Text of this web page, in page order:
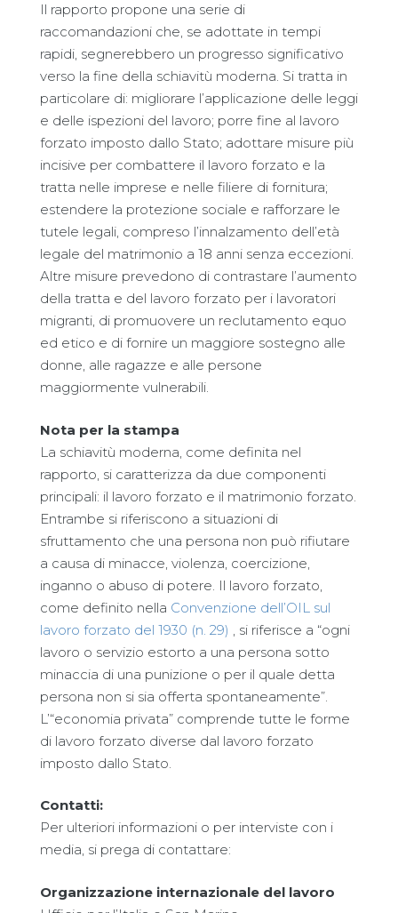
Il rapporto propone una serie di
raccomandazioni che, se adottate in tempi
rapidi, segnerebbero un progresso significativo
verso la fine della schiavitù moderna. Si tratta in
particolare di: migliorare l’applicazione delle leggi
e delle ispezioni del lavoro; porre fine al lavoro
forzato imposto dallo Stato; adottare misure più
incisive per combattere il lavoro forzato e la
tratta nelle imprese e nelle filiere di fornitura;
estendere la protezione sociale e rafforzare le
tutele legali, compreso l’innalzamento dell’età
legale del matrimonio a 18 anni senza eccezioni.
Altre misure prevedono di contrastare l’aumento
della tratta e del lavoro forzato per i lavoratori
migranti, di promuovere un reclutamento equo
ed etico e di fornire un maggiore sostegno alle
donne, alle ragazze e alle persone
maggiormente vulnerabili.
Nota per la stampa
La schiavitù moderna, come definita nel
rapporto, si caratterizza da due componenti
principali: il lavoro forzato e il matrimonio forzato.
Entrambe si riferiscono a situazioni di
sfruttamento che una persona non può rifiutare
a causa di minacce, violenza, coercizione,
inganno o abuso di potere. Il lavoro forzato,
come definito nella Convenzione dell’OIL sul
lavoro forzato del 1930 (n. 29)
, si riferisce a “ogni
lavoro o servizio estorto a una persona sotto
minaccia di una punizione o per il quale detta
persona non si sia offerta spontaneamente”.
L’“economia privata” comprende tutte le forme
di lavoro forzato diverse dal lavoro forzato
imposto dallo Stato.
Contatti:
Per ulteriori informazioni o per interviste con i
media, si prega di contattare:
Organizzazione internazionale del lavoro